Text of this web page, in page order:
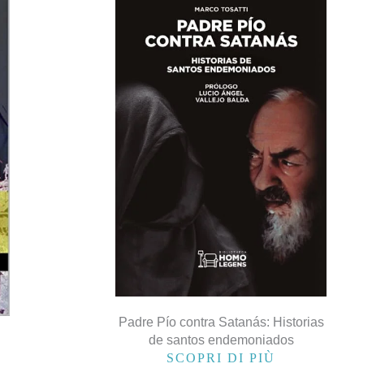
Padre Pío contra Satanás: Historias
de santos endemoniados
SCOPRI DI PIÙ